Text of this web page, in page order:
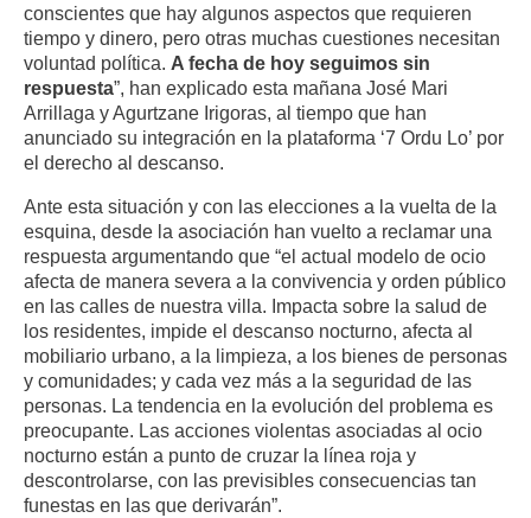
conscientes que hay algunos aspectos que requieren
tiempo y dinero, pero otras muchas cuestiones necesitan
voluntad política. A fecha de hoy seguimos sin
respuesta”, han explicado esta mañana José Mari
Arrillaga y Agurtzane Irigoras, al tiempo que han
anunciado su integración en la plataforma ‘7 Ordu Lo’ por
el derecho al descanso.
Ante esta situación y con las elecciones a la vuelta de la
esquina, desde la asociación han vuelto a reclamar una
respuesta argumentando que “el actual modelo de ocio
afecta de manera severa a la convivencia y orden público
en las calles de nuestra villa. Impacta sobre la salud de
los residentes, impide el descanso nocturno, afecta al
mobiliario urbano, a la limpieza, a los bienes de personas
y comunidades; y cada vez más a la seguridad de las
personas. La tendencia en la evolución del problema es
preocupante. Las acciones violentas asociadas al ocio
nocturno están a punto de cruzar la línea roja y
descontrolarse, con las previsibles consecuencias tan
funestas en las que derivarán”.